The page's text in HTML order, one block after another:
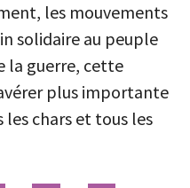
les mouvements
solidaire au peuple
la guerre, cette
plus importante
chars et tous les